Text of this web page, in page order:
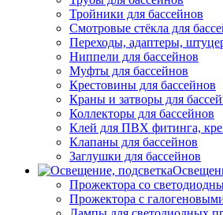
Тройники для бассейнов
Смотровые стёкла для
Переходы, адаптеры,
Ниппели для бассейнов
Муфты для бассейнов
Крестовины для бассейнов
Краны и затворы для
Коллекторы для бассейнов
Клей для ПВХ фитинга,
Клапаны для бассейнов
Заглушки для бассейнов
Прожектора со
Прожектора с